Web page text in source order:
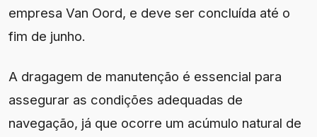
empresa Van Oord, e deve ser concluída até o
fim de junho.
A dragagem de manutenção é essencial para
assegurar as condições adequadas de
navegação, já que ocorre um acúmulo natural de